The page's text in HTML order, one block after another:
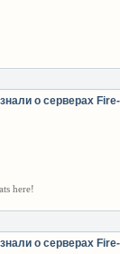
о серверах
here!
о серверах